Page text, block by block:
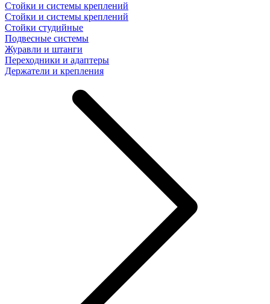
Стойки и системы креплений
Стойки и системы креплений
Стойки студийные
Подвесные системы
Журавли и штанги
Переходники и адаптеры
Держатели и крепления